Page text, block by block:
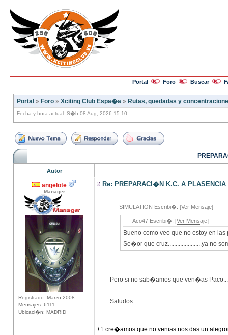
Portal Foro Buscar
Portal » Foro » Xciting Club Espa�a » Rutas, quedadas y
Fecha y hora actual: S�b 08 Aug, 2026 15:10
Autor
angelote
Manager
Registrado: Marzo 2008
Mensajes: 6111
Ubicaci�n: MADRID
Re: PREPARACI�N K.C. A PLASENCIA
SIMULATION Escribi�: [Ver Mensaje]
Aco47 Escribi�: [Ver Mensaje]
Bueno como veo que no estoy en
Se�or que cruz......................ya no
Pero si no sab�amos que ven�as
Saludos
+1 cre�amos que no venias nos das un